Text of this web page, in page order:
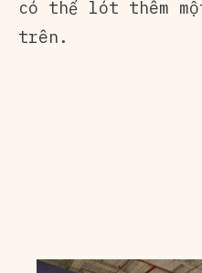
có thể lót thêm
trên.